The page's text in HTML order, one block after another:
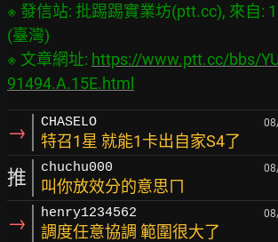
※ 發信站: 批踢踢實業坊(ptt.cc), 來自:
(臺灣)
※ 文章網址: https://www.ptt.cc/bbs/
91494.A.15E.html
→ CHASELO
特召1星 就能1卡出自家S4了
推 chuchu000
叫你放效分的意思ㄇ
→ henry1234562
調度任意協調 範圍很大了